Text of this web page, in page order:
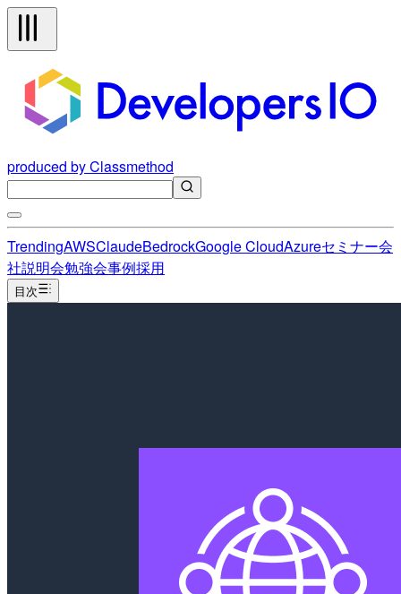
produced by Classmethod
TrendingAWSClaudeBedrockGoogle CloudAzureセミナー会
社説明会勉強会事例採用
目次